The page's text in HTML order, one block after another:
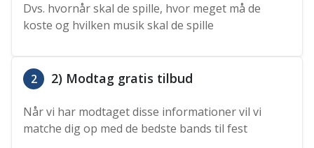
Dvs. hvornår skal de spille, hvor meget må de
koste og hvilken musik skal de spille
2 2) Modtag gratis tilbud
Når vi har modtaget disse informationer vil vi
matche dig op med de bedste bands til fest